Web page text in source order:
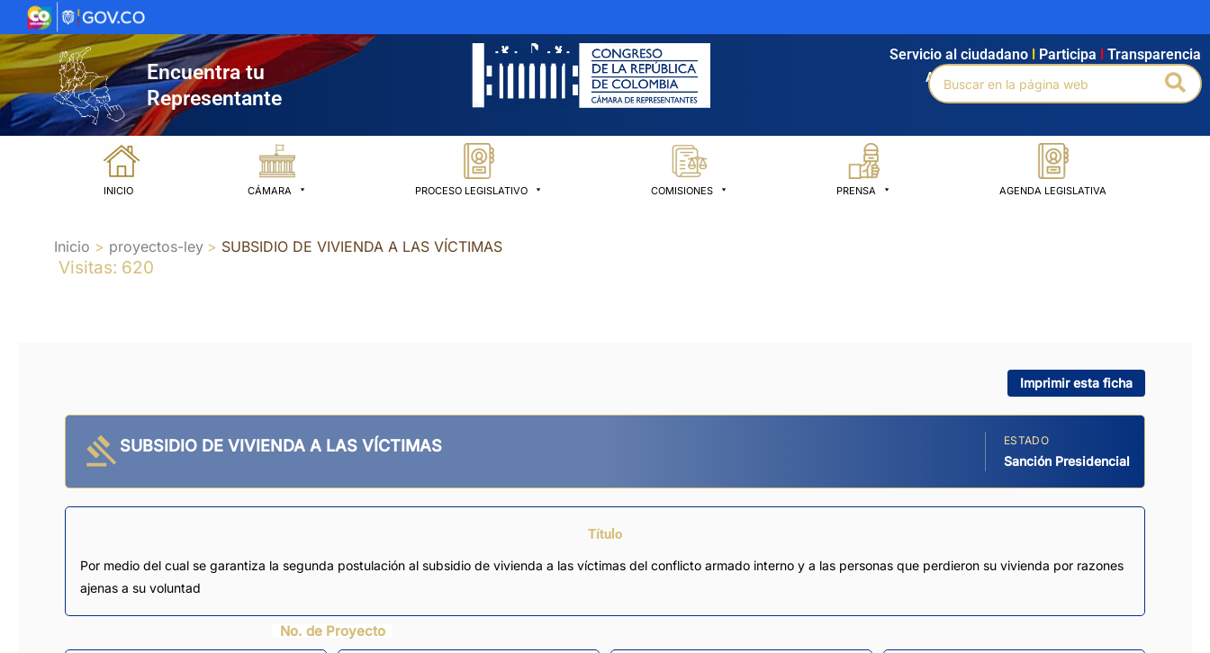
al
contenido
Encuentra tu
Representante
Agendamiento Intranet Búsqueda avanzada
Servicio al ciudadano Participa Transparencia
Buscar
por:
INICIO CÁMARA PROCESO LEGISLATIVO COMISIONES PRENSA AGENDA LEGISLATIVA
Inicio proyectos-ley SUBSIDIO DE VIVIENDA A LAS VÍCTIMAS
Visitas: 620
Imprimir esta ficha
SUBSIDIO DE VIVIENDA A LAS VÍCTIMAS ESTADO
Sanción Presidencial
Título
Por medio del cual se garantiza la segunda postulación al subsidio de vivienda a las víctimas del conflicto armado interno y a las personas que perdieron su vivienda por razones
ajenas a su voluntad
No. de Proyecto